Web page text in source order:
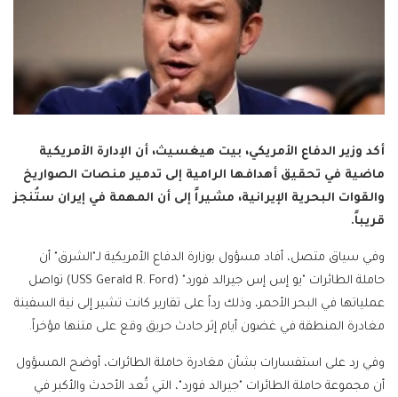
أكد وزير الدفاع الأمريكي، بيت هيغسيث، أن الإدارة الأمريكية
ماضية في تحقيق أهدافها الرامية إلى تدمير منصات الصواريخ
والقوات البحرية الإيرانية، مشيراً إلى أن المهمة في إيران ستُنجز
قريباً.
وفي سياق متصل، أفاد مسؤول بوزارة الدفاع الأمريكية لـ"الشرق" أن
حاملة الطائرات "يو إس إس جيرالد فورد" (USS Gerald R. Ford) تواصل
عملياتها في البحر الأحمر، وذلك رداً على تقارير كانت تشير إلى نية السفينة
مغادرة المنطقة في غضون أيام إثر حادث حريق وقع على متنها مؤخراً.
وفي رد على استفسارات بشأن مغادرة حاملة الطائرات، أوضح المسؤول
أن مجموعة حاملة الطائرات "جيرالد فورد"، التي تُعد الأحدث والأكبر في